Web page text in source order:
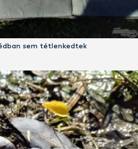
sem tétlenkedtek